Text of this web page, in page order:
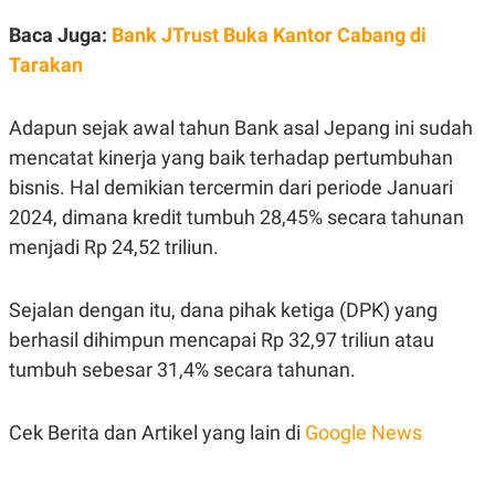
T
D
A
E
S
K
O
T
A
N
T
L
I
S
U
S
JARINGAN
K
T
A
P
S
S
Baca Juga: Bank JTrust Buka Kantor Cabang di
Tarakan
Adapun sejak awal tahun Bank asal Jepang ini sudah
mencatat kinerja yang baik terhadap pertumbuhan
bisnis. Hal demikian tercermin dari periode Januari
2024, dimana kredit tumbuh 28,45% secara tahunan
menjadi Rp 24,52 triliun.
Sejalan dengan itu, dana pihak ketiga (DPK) yang
berhasil dihimpun mencapai Rp 32,97 triliun atau
tumbuh sebesar 31,4% secara tahunan.
Cek Berita dan Artikel yang lain di Google News